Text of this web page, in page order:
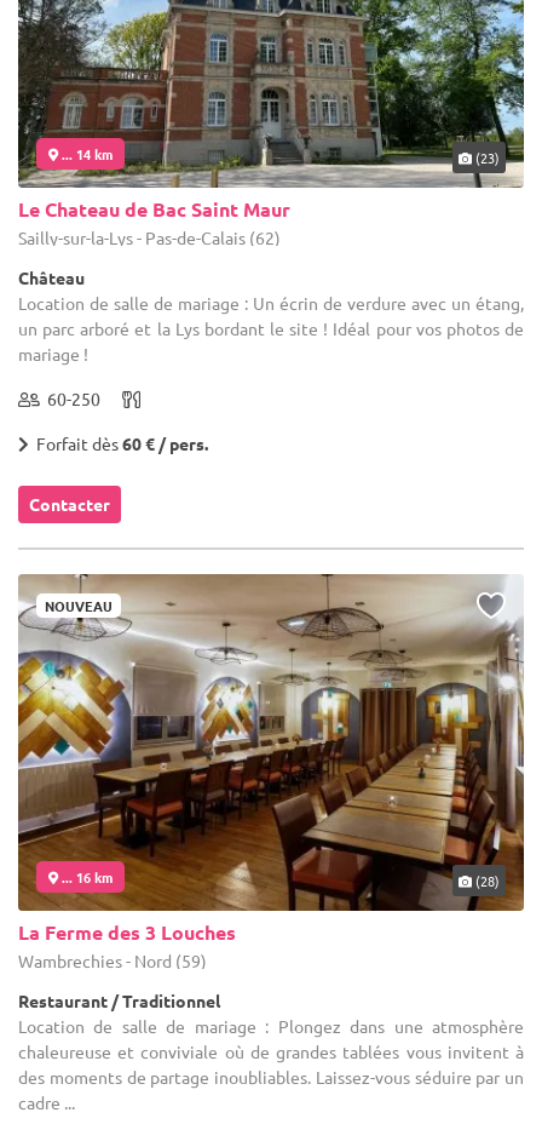
... 14 km (23)
Le Chateau de Bac Saint Maur
Sailly-sur-la-Lys - Pas-de-Calais (62)
Château
Location de salle de mariage : Un écrin de verdure avec un étang,
un parc arboré et la Lys bordant le site ! Idéal pour vos photos de
mariage !
60-250
Forfait dès60 € / pers.
Contacter
NOUVEAU
... 16 km (28)
La Ferme des 3 Louches
Wambrechies - Nord (59)
Restaurant / Traditionnel
Location de salle de mariage : Plongez dans une atmosphère
chaleureuse et conviviale où de grandes tablées vous invitent à
des moments de partage inoubliables. Laissez-vous séduire par un
cadre ...